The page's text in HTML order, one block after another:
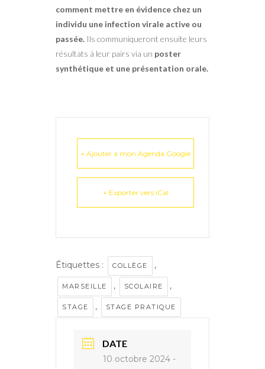
comment mettre en évidence chez un
individu une infection virale active ou
passée. Ils communiqueront ensuite leurs
résultats à leur pairs via un poster
synthétique et une présentation orale.
+ Ajouter à mon Agenda Google
+ Exporter vers iCal
Étiquettes : COLLÈGE ,
MARSEILLE , SCOLAIRE ,
STAGE , STAGE PRATIQUE
DATE
10 octobre 2024 -